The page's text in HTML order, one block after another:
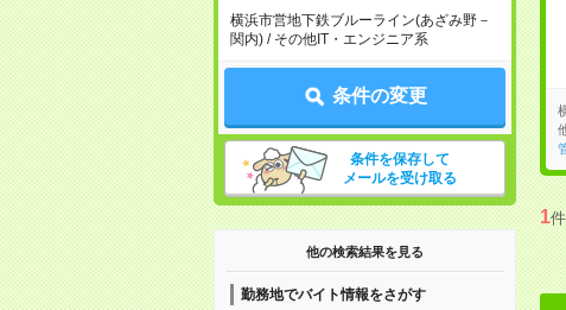
横浜市営地下鉄ブルーライン(あざみ野－
関内) / その他IT・エンジニア系
条件の変更
条件を保存して
メールを受け取る
他の検索結果を見る
勤務地でバイト情報をさがす
1